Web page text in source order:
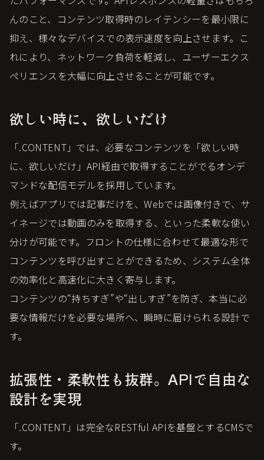
んのこと、コンテンツ取得時のレイテンシーを最小限に
抑え、様々なデバイスでの表示速度を向上させます。こ
れにより、ネットワーク負荷を軽減し、ユーザーエクス
ペリエンスを大幅に向上させることが可能です。
欲しい時に、欲しいだけ
「.CONTENT」では、必要なコンテンツを「欲しい時
に、欲しいだけ」API経由で取得することがでるオンデ
マンドな配信モデルを採用しています。
例えばアプリでは記事だけを、Webでは画像付きで、サ
イネージでは動画のみを取得する、といった柔軟な使い
分けが可能です。フロントの仕様に合わせて最適な形で
コンテンツを呼び出すことができるため、システム全体
の効率化と高速化に大きく寄与します。
コンテンツの“持ちすぎ”や“出しすぎ”を防ぎ、本当に必
要な情報だけを必要な場所へ、瞬時に届けられる設計で
す。
拡張性・柔軟性も抜群。APIで自由な
設計を実現
「.CONTENT」は完全なRESTful APIを基盤とするCMSで
す。